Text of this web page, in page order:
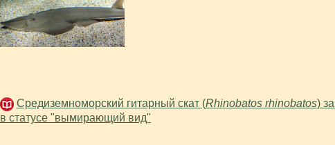
Средиземноморский гитарный скат (Rhinobatos rhinobatos)
в статусе "вымирающий вид"